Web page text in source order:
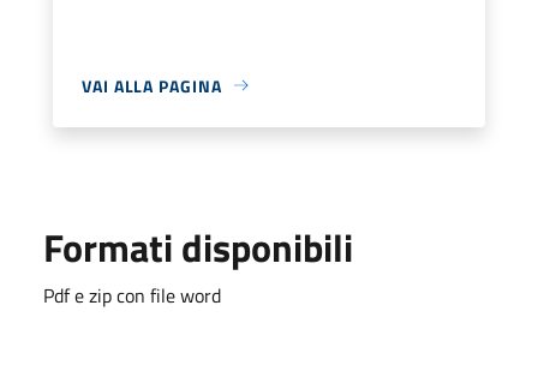
VAI ALLA PAGINA
Formati disponibili
Pdf e zip con file word